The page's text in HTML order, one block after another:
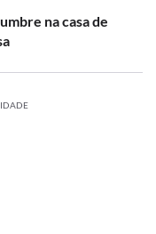
na casa de